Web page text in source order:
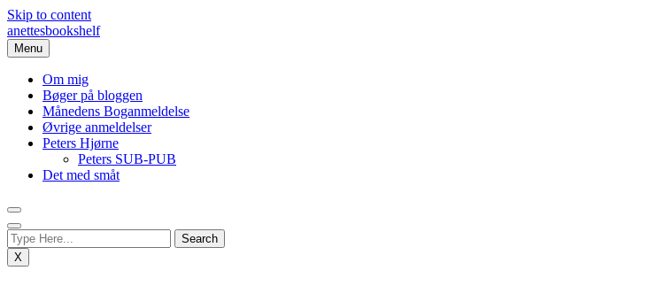
Skip to content
anettesbookshelf
Menu
Om mig
Bøger på bloggen
Månedens Boganmeldelse
Øvrige anmeldelser
Peters Hjørne
Peters SUB-PUB
Det med småt
X